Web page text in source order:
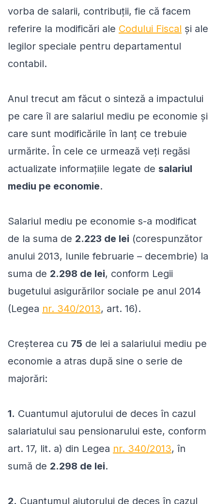
vorba de salarii, contribuţii, fie că facem
referire la modificări ale Codului Fiscal şi ale
legilor speciale pentru departamentul
contabil.
Anul trecut am făcut o sinteză a impactului
pe care îl are salariul mediu pe economie şi
care sunt modificările în lanţ ce trebuie
urmărite. În cele ce urmează veţi regăsi
actualizate informaţiile legate de salariul
mediu pe economie.
Salariul mediu pe economie s-a modificat
de la suma de 2.223 de lei (corespunzător
anului 2013, lunile februarie – decembrie) la
suma de 2.298 de lei, conform Legii
bugetului asigurărilor sociale pe anul 2014
(Legea nr. 340/2013, art. 16).
Creşterea cu 75 de lei a salariului mediu pe
economie a atras după sine o serie de
majorări:
1. Cuantumul ajutorului de deces în cazul
salariatului sau pensionarului este, conform
art. 17, lit. a) din Legea nr. 340/2013, în
sumă de 2.298 de lei.
2. Cuantumul ajutorului de deces în cazul